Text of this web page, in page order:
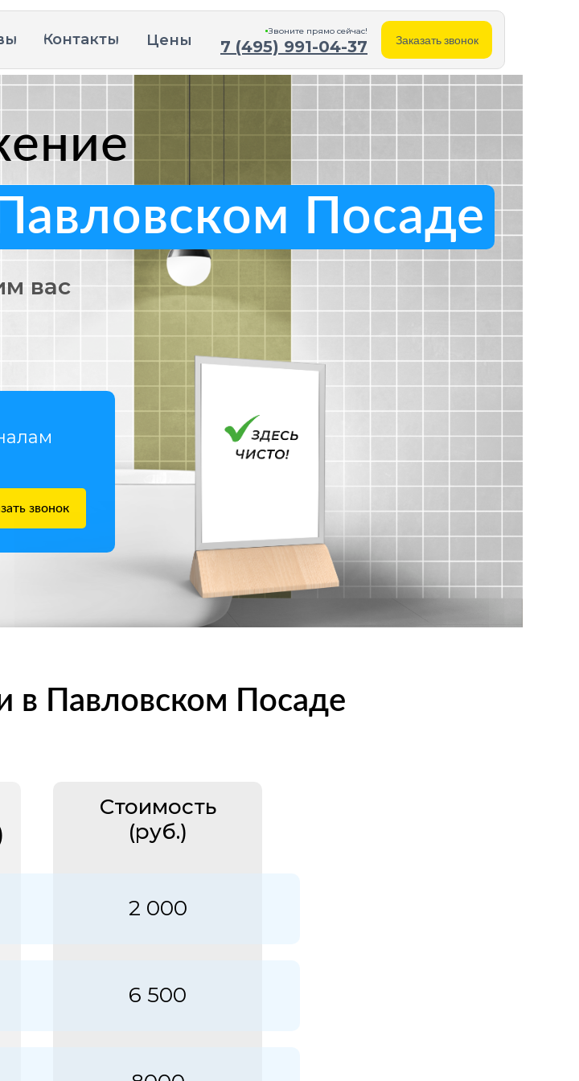
7 (495) 991-04-37
Контакты Цены Заказать звонок
Звоните прямо cейчас!
вас
Посаде
звонок
в Павловском Посаде
Стоимость
(руб.)
6 500
2 000